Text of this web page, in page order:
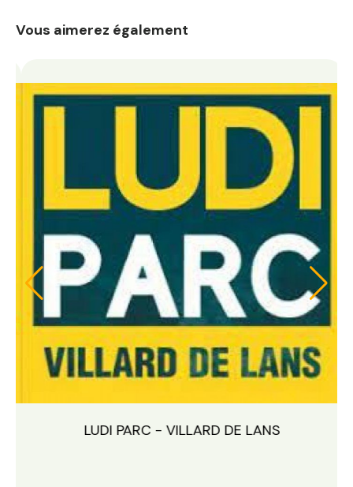
Vous aimerez également
LUDI PARC VILLARD DE LANS (38)